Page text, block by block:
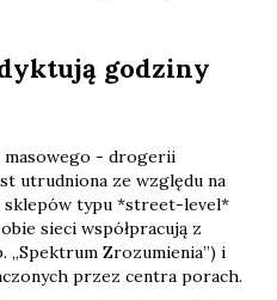
godziny
- drogerii
utrudniona ze względu na
sklepów typu *street-level*
sieci współpracują z
„Spektrum Zrozumienia”) i
przez centra porach.